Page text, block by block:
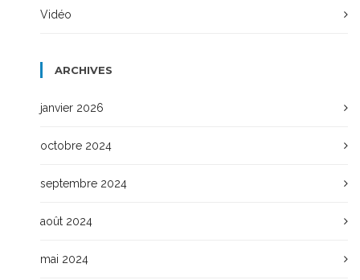
Vidéo
ARCHIVES
janvier 2026
octobre 2024
septembre 2024
août 2024
mai 2024